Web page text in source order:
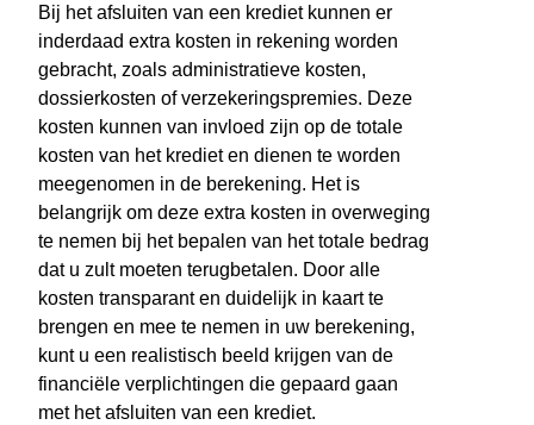
Bij het afsluiten van een krediet kunnen er
inderdaad extra kosten in rekening worden
gebracht, zoals administratieve kosten,
dossierkosten of verzekeringspremies. Deze
kosten kunnen van invloed zijn op de totale
kosten van het krediet en dienen te worden
meegenomen in de berekening. Het is
belangrijk om deze extra kosten in overweging
te nemen bij het bepalen van het totale bedrag
dat u zult moeten terugbetalen. Door alle
kosten transparant en duidelijk in kaart te
brengen en mee te nemen in uw berekening,
kunt u een realistisch beeld krijgen van de
financiële verplichtingen die gepaard gaan
met het afsluiten van een krediet.